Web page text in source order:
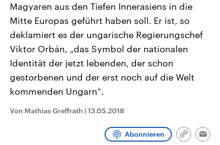
USA
Aktuelle Beiträge, Analysen und
Hintergründe
Wirtschaftlich und militärisch
gehören die Vereinigten Staaten zu
den mächtigsten Ländern der Erde,
mit großem Einfluss auf das
Nahostkonflikt
Aktuelle Lage und
Der Überfall der
Terrororganisation Hamas
Oktober 2023 auf Israel
Israel möchte die Hamas
Sendungen Programm
Magyaren aus den Tiefen Innerasiens in die
Mitte Europas geführt haben soll. Er ist, so
deklamiert es der ungarische Regierungschef
Viktor Orbán, „das Symbol der nationalen
Identität der jetzt lebenden, der schon
gestorbenen und der erst noch auf die Welt
kommenden Ungarn“.
Von Mathias Greffrath | 13.05.2018
Abonnieren
Link